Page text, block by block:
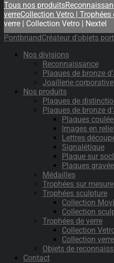
Tous nos produits
verreCollection Vetro | Trophées
verre | Collection Vetro | Nextel
PontbriandCréateur d'objets
Nos divisions
Reconnaissance
Plaques de bronze
Joaillerie corporative
Nos produits
Plaques de
Plaques de bronze
Plaques
Images en
Lettres
Signalétique
Plaque sur
Plaques
Médailles
Trophées sur mesure
Trophées sculpture
Collection
Collection
Trophées de verre
Collection
Collection
Objets de
Contact